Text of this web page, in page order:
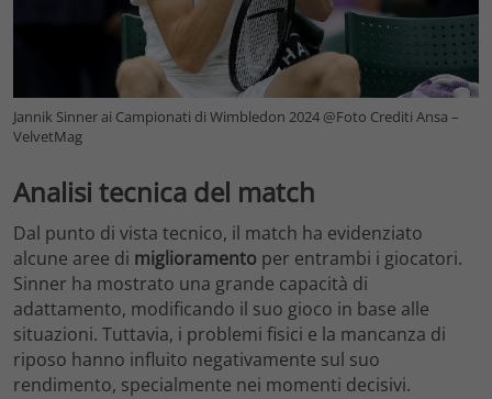
Jannik Sinner ai Campionati di Wimbledon 2024 @Foto Crediti Ansa –
VelvetMag
Analisi tecnica del match
Dal punto di vista tecnico, il match ha evidenziato
alcune aree di miglioramento per entrambi i giocatori.
Sinner ha mostrato una grande capacità di
adattamento, modificando il suo gioco in base alle
situazioni. Tuttavia, i problemi fisici e la mancanza di
riposo hanno influito negativamente sul suo
rendimento, specialmente nei momenti decisivi.